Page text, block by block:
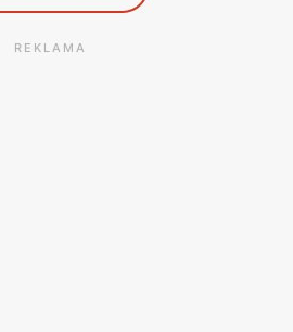
REKLAMA